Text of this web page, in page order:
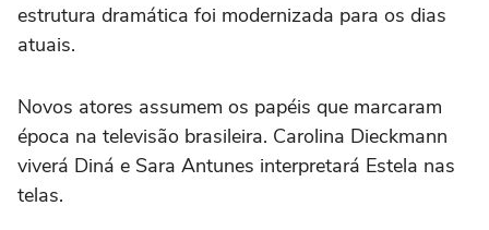
estrutura dramática foi modernizada para os dias
atuais.
Novos atores assumem os papéis que marcaram
época na televisão brasileira. Carolina Dieckmann
viverá Diná e Sara Antunes interpretará Estela nas
telas.